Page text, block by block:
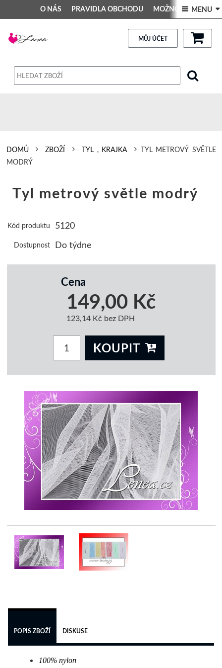
O NÁS PRAVIDLA OBCHODU MOŽNOSTI PLATBY
DEKORACE DO INTERIÉRU Kontakt GALERIE
 MENU 
MŮJ ÚČET
DOMŮ ZBOŽÍ TYL , KRAJKA
TYL METROVÝ SVĚTLE
MODRÝ
Tyl metrový světle modrý
Kód produktu 5120
Dostupnost Do týdne
Cena
149,00 Kč
123,14 Kč bez DPH
KOUPIT
POPIS ZBOŽÍ DISKUSE
100% nylon